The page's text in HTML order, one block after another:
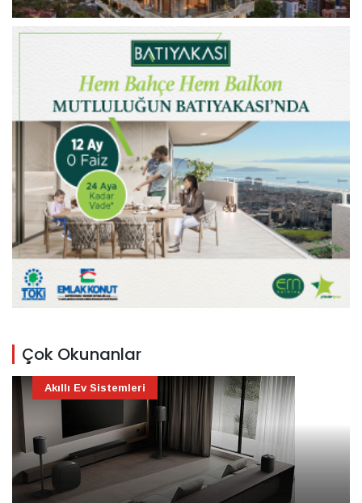
Çok Okunanlar
Akıllı Ev Sistemleri